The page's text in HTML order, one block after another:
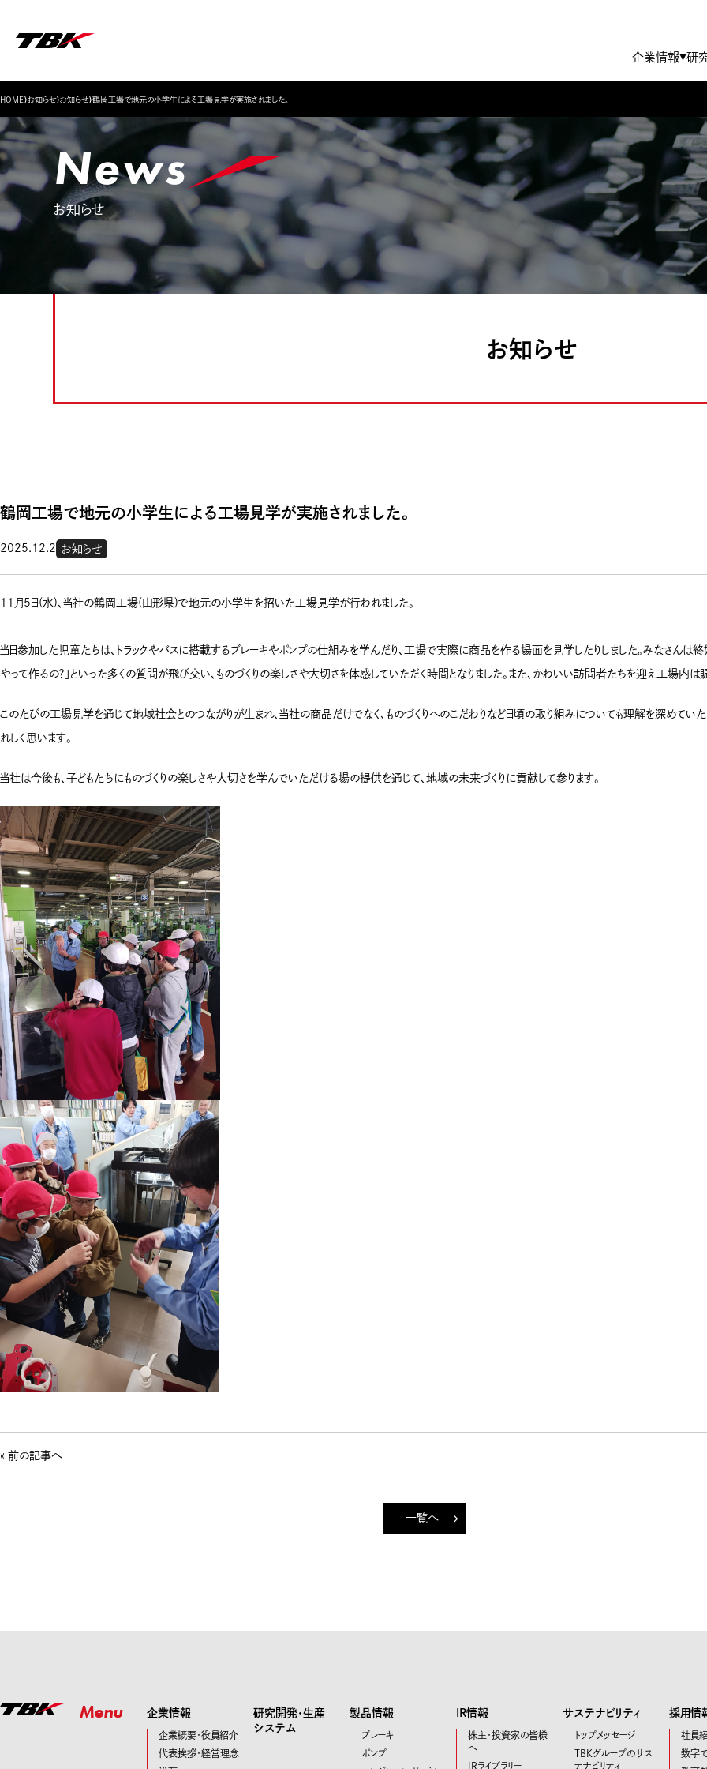
企業情報▼
品質方針 TBK WAY TBKを知る
研
素形材加工
IRカレンダー FAQ 電子公告
ガバナンス 社外からの評価 編集方針
社員紹介
HOME›お知らせ›お知らせ›鶴岡工場で地元の小学生による工場見学が実施されました。
News
お知らせ
お知らせ
鶴岡工場で地元の小学生による工場見学が実施されました。
2025.12.2 お知らせ
11月5日(水)、当社の鶴岡工場(山形県)で地元の小学生を招いた工場見学が行われました。
当日参加した児童たちは、トラックやバスに搭載するブレーキやポンプの仕組みを学んだり、工場で実際に商品を作る場面を見学したりしました。みなさんは終始
やって作るの？」といった多くの質問が飛び交い、ものづくりの楽しさや大切さを体感していただく時間となりました。また、かわいい訪問者たちを迎え工場内は
このたびの工場見学を通じて地域社会とのつながりが生まれ、当社の商品だけでなく、ものづくりへのこだわりなど日頃の取り組みについても理解を深めてい
れしく思います。
当社は今後も、子どもたちにものづくりの楽しさや大切さを学んでいただける場の提供を通じて、地域の未来づくりに貢献して参ります。
« 前の記事へ
一覧へ
Menu 企業情報
企業概要・役員紹介
代表挨拶・経営理念
研究開発･生産
システム
製品情報
ブレーキ
ポンプ
IR情報
株主・投資家の皆様
へ
IRライブラリー
サステナビリティ
トップメッセージ
TBKグループのサス
テナビリティ
採用情
社員
数字